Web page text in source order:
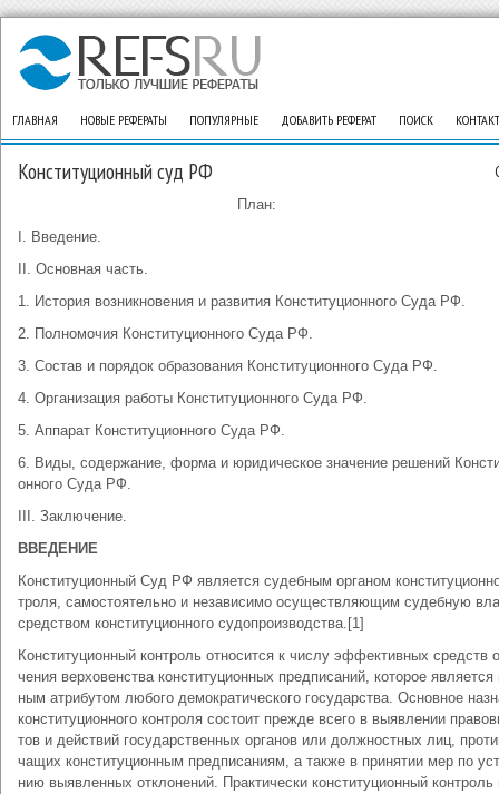
ГЛАВНАЯ НОВЫЕ РЕФЕРАТЫ ПОПУЛЯРНЫЕ ДОБАВИТЬ РЕФЕРАТ ПОИСК
Конституционный суд РФ
План:
I. Вве­де­ние.
II. Ос­нов­ная часть.
1. Ис­то­рия воз­ник­но­ве­ния и раз­ви­тия Кон­сти­ту­ци­он­но­го Су­да РФ.
2. Пол­но­мо­чия Кон­сти­ту­ци­он­но­го Су­да РФ.
3. Со­став и по­ря­док об­ра­зо­ва­ния Кон­сти­ту­ци­он­но­го Су­да РФ.
4. Ор­га­ни­за­ция ра­бо­ты Кон­сти­ту­ци­он­но­го Су­да РФ.
5. Ап­па­рат Кон­сти­ту­ци­он­но­го Су­да РФ.
6. Ви­ды, со­дер­жа­ние, фор­ма и юри­ди­че­ское зна­че­ние ре­ше­ний
он­но­го Су­да РФ.
III. За­клю­че­ние.
ВВЕ­ДЕ­НИЕ
Кон­сти­ту­ци­он­ный Суд РФ яв­ля­ет­ся су­деб­ным ор­га­ном
тро­ля, са­мо­стоя­тель­но и не­за­ви­си­мо осу­ще­ст­в­ляю­щим су­деб­ную
сред­ст­вом кон­сти­ту­ци­он­но­го су­до­про­из­вод­ст­ва.[1]
Кон­сти­ту­ци­он­ный кон­троль от­но­сит­ся к чис­лу эф­фек­тив­ных средств
че­ния вер­хо­вен­ст­ва кон­сти­ту­ци­он­ных пред­пи­са­ний, ко­то­рое
ным ат­ри­бу­том лю­бо­го де­мо­кра­ти­че­ско­го го­су­дар­ст­ва. Ос­нов­ное
кон­сти­ту­ци­он­но­го кон­тро­ля со­сто­ит пре­ж­де все­го в вы­яв­ле­нии
тов и дей­ст­вий го­су­дар­ст­вен­ных ор­га­нов или долж­но­ст­ных лиц,
ча­щих кон­сти­ту­ци­он­ным пред­пи­са­ни­ям, а так­же в при­ня­тии мер по
нию вы­яв­лен­ных от­кло­не­ний. Прак­ти­че­ски кон­сти­ту­ци­он­ный кон­троль